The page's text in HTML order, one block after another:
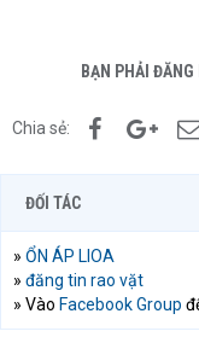
BẠN PHẢI
Chia sẻ: Facebook
ĐỐI TÁC
» ỔN ÁP LIOA
» đăng tin rao vặt
» Vào Facebook Group